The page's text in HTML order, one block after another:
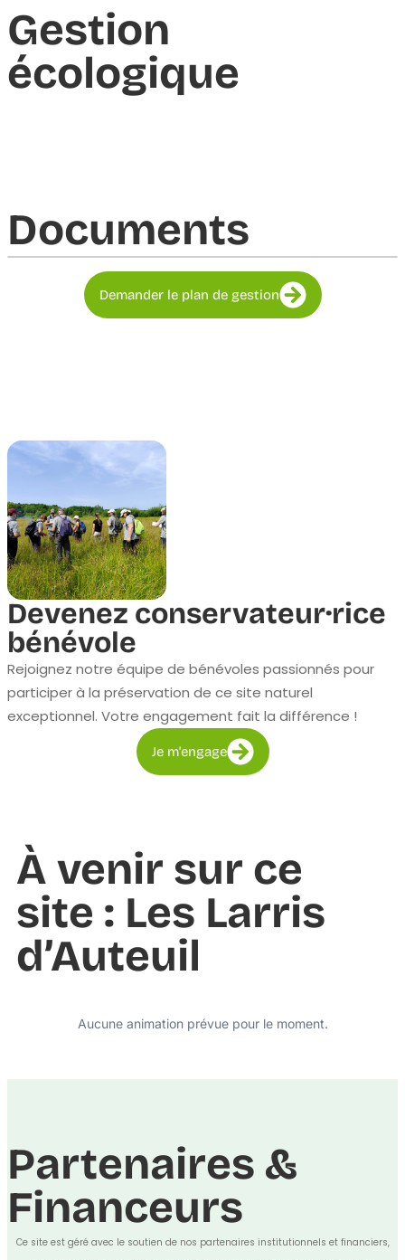
Gestion
écologique
Documents​
Demander le plan de gestion
Devenez conservateur·rice
bénévole
Rejoignez notre équipe de bénévoles passionnés pour
participer à la préservation de ce site naturel
exceptionnel. Votre engagement fait la différence !
Je m'engage
À venir sur ce
site : Les Larris
d’Auteuil
Aucune animation prévue pour le moment.
Partenaires &
Financeurs
Ce site est géré avec le soutien de nos partenaires institutionnels et financiers,